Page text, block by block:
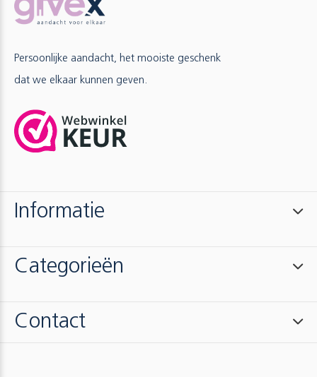
Persoonlijke aandacht, het mooiste geschenk
dat we elkaar kunnen geven.
Informatie
Categorieën
Contact